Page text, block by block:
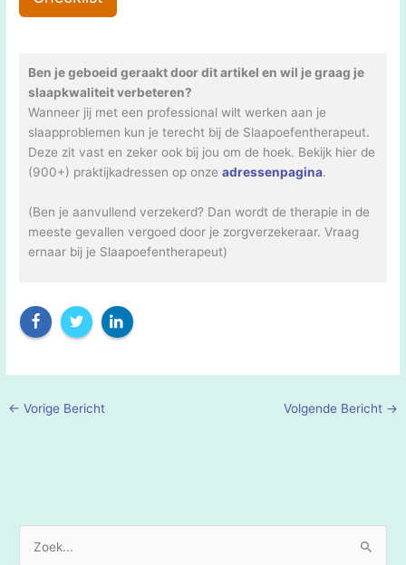
Ben je geboeid geraakt door dit artikel en wil je graag je
slaapkwaliteit verbeteren?
Wanneer jij met een professional wilt werken aan je
slaapproblemen kun je terecht bij de Slaapoefentherapeut.
Deze zit vast en zeker ook bij jou om de hoek. Bekijk hier de
(900+) praktijkadressen op onzeadressenpagina.
(Ben je aanvullend verzekerd? Dan wordt de therapie in de
meeste gevallen vergoed door je zorgverzekeraar. Vraag
ernaar bij je Slaapoefentherapeut)
← Vorige Bericht Volgende Bericht →